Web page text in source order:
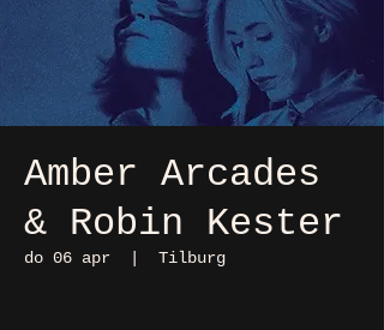
Amber Arcades
& Robin Kester
do 06 apr Tilburg